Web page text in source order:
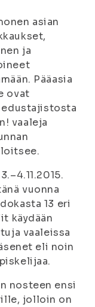
asian
ja
Pääasia
ovat
vaaleja
vuonna
13 eri
käydään
vaaleissa
eli noin
nosteen ensi
jolloin on